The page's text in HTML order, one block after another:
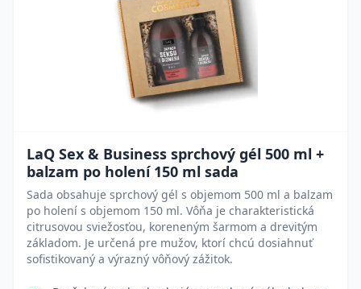
LaQ Sex & Business sprchový gél 500 ml +
balzam po holení 150 ml sada
Sada obsahuje sprchový gél s objemom 500 ml a balzam
po holení s objemom 150 ml. Vôňa je charakteristická
citrusovou sviežosťou, koreneným šarmom a drevitým
základom. Je určená pre mužov, ktorí chcú dosiahnuť
sofistikovaný a výrazný vôňový zážitok.